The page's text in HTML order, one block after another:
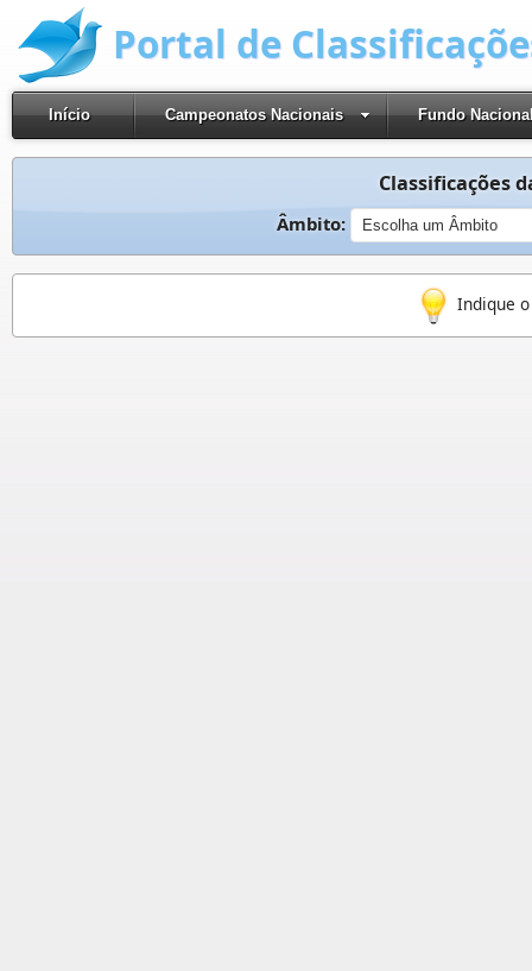
Portal de
Início Campeonatos Nacionais Fundo
Classificações
Âmbito:
Indique